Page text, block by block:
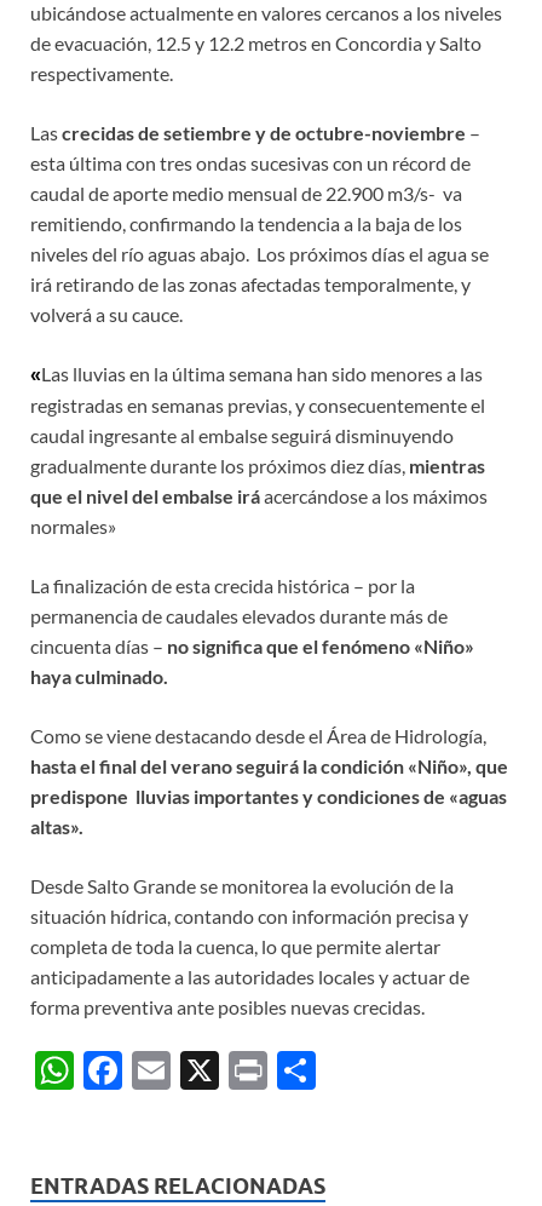
ubicándose actualmente en valores cercanos a los niveles
de evacuación, 12.5 y 12.2 metros en Concordia y Salto
respectivamente.
Lascrecidas de setiembre y de octubre-noviembre –
esta última con tres ondas sucesivas con un récord de
caudal de aporte medio mensual de 22.900 m3/s- va
remitiendo, confirmando la tendencia a la baja de los
niveles del río aguas abajo. Los próximos días el agua se
irá retirando de las zonas afectadas temporalmente, y
volverá a su cauce.
«Las lluvias en la última semana han sido menores a las
registradas en semanas previas, y consecuentemente el
caudal ingresante al embalse seguirá disminuyendo
gradualmente durante los próximos diez días, mientras
que el nivel del embalse iráacercándose a los máximos
normales»
La finalización de esta crecida histórica – por la
permanencia de caudales elevados durante más de
cincuenta días – no significa que el fenómeno «Niño»
haya culminado.
Como se viene destacando desde el Área de Hidrología,
hasta el final del verano seguirá la condición «Niño», que
predispone lluvias importantes y condiciones de «aguas
altas».
Desde Salto Grande se monitorea la evolución de la
situación hídrica, contando con información precisa y
completa de toda la cuenca, lo que permite alertar
anticipadamente a las autoridades locales y actuar de
forma preventiva ante posibles nuevas crecidas.
W
s
F
b
E
X
P
p
ENTRADAS RELACIONADAS